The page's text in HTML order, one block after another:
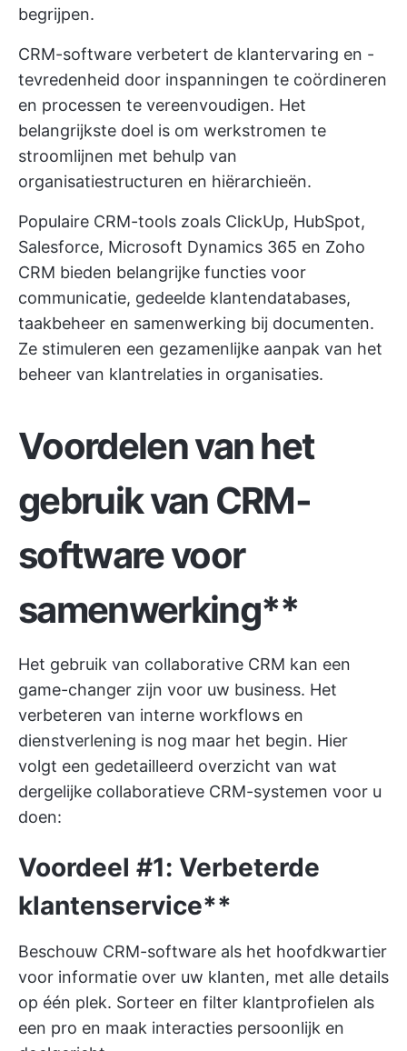
begrijpen.
CRM-software verbetert de klantervaring en -
tevredenheid door inspanningen te coördineren
en processen te vereenvoudigen. Het
belangrijkste doel is om werkstromen te
stroomlijnen met behulp van
organisatiestructuren en hiërarchieën.
Populaire CRM-tools zoals ClickUp, HubSpot,
Salesforce, Microsoft Dynamics 365 en Zoho
CRM bieden belangrijke functies voor
communicatie, gedeelde klantendatabases,
taakbeheer en samenwerking bij documenten.
Ze stimuleren een gezamenlijke aanpak van het
beheer van klantrelaties in organisaties.
Voordelen van het
gebruik van CRM-
software voor
samenwerking**
Het gebruik van collaborative CRM kan een
game-changer zijn voor uw business. Het
verbeteren van interne workflows en
dienstverlening is nog maar het begin. Hier
volgt een gedetailleerd overzicht van wat
dergelijke collaboratieve CRM-systemen voor u
doen:
Voordeel #1: Verbeterde
klantenservice**
Beschouw CRM-software als het hoofdkwartier
voor informatie over uw klanten, met alle details
op één plek. Sorteer en filter klantprofielen als
een pro en maak interacties persoonlijk en